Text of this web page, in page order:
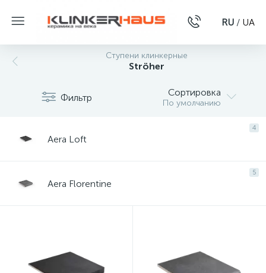
RU / UA
Ступени клинкерные
Ströher
Фильтр Сортировка
По умолчанию
4
Aera Loft
5
Aera Florentine